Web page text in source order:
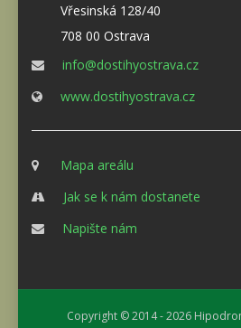
Vřesinská 128/40
708 00 Ostrava
info@dostihyostrava.cz
www.dostihyostrava.cz
Mapa areálu
Jak se k nám dostanete
Napište nám
Copyright © 2014 - 2026